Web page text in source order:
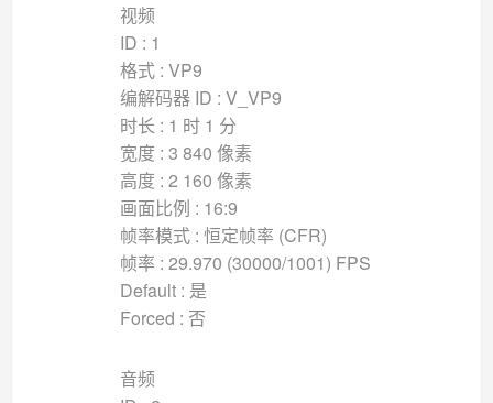
视频
ID : 1
格式 : VP9
编解码器 ID : V_VP9
时长 : 1 时 1 分
宽度 : 3 840 像素
高度 : 2 160 像素
画面比例 : 16:9
帧率模式 : 恒定帧率 (CFR)
帧率 : 29.970 (30000/1001) FPS
Default : 是
Forced : 否
音频